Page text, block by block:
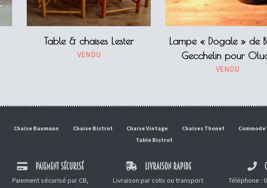
Table & chaises Lester
VENDU
Lampe « Dogale » de
Gecchelin pour
VENDU
Chaise Baumann Chaise Bistrot Chaise Vintage Chaises Thonet
Table Bistrot
PAIEMENT SÉCURISÉ
Paiement sécurisé par CB,
LIVRAISON RAPIDE
Livraison par colis ou transport
Téléphone :